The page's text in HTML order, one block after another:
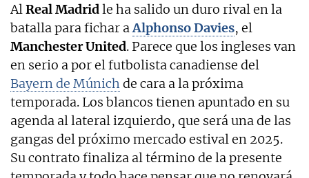
AlReal Madridle ha salido un duro rival en la
batalla para fichar aAlphonso Davies, el
Manchester United. Parece que los ingleses van
en serio a por el futbolista canadiense del
Bayern de Múnichde cara a la próxima
temporada. Los blancos tienen apuntado en su
agenda al lateral izquierdo, que será una de las
gangas del próximo mercado estival en 2025.
Su contrato finaliza al término de la presente